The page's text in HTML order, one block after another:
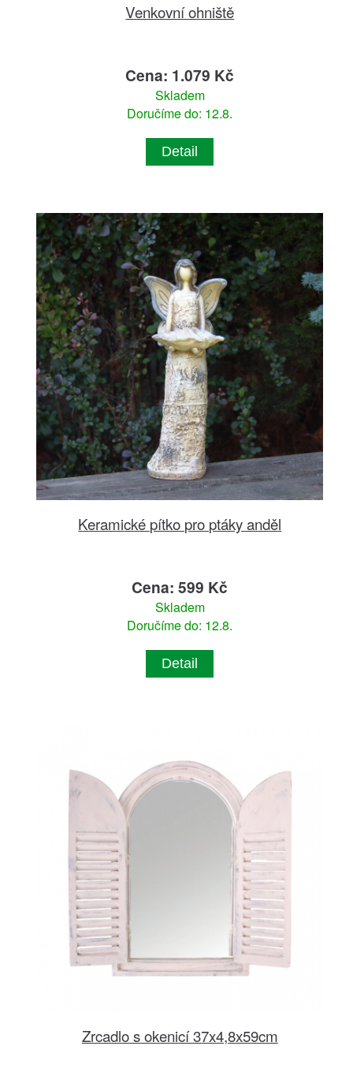
Venkovní ohniště
Cena: 1.079 Kč
Skladem
Doručíme do: 12.8.
Detail
Keramické pítko pro ptáky anděl
Cena: 599 Kč
Skladem
Doručíme do: 12.8.
Detail
Zrcadlo s okenicí 37x4,8x59cm